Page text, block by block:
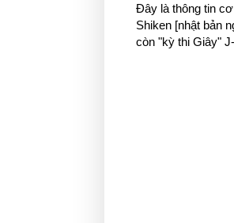
Đây là thông tin
Shiken [nhật bản
còn "kỳ thi Giây"